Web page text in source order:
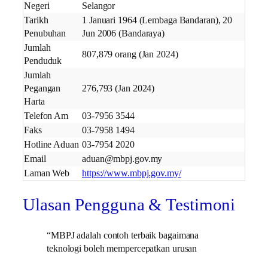
Negeri
Selangor
Tarikh
Penubuhan
1 Januari 1964 (Lembaga Bandaran), 20
Jun 2006 (Bandaraya)
Jumlah
Penduduk
807,879 orang (Jan 2024)
Jumlah
Pegangan
Harta
276,793 (Jan 2024)
Telefon Am
03-7956 3544
Faks
03-7958 1494
Hotline Aduan 03-7954 2020
Email
aduan@mbpj.gov.my
Laman Web
https://www.mbpj.gov.my/
Ulasan Pengguna & Testimoni
“MBPJ adalah contoh terbaik bagaimana
teknologi boleh mempercepatkan urusan